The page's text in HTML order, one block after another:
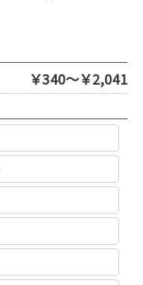
￥340～￥2,041